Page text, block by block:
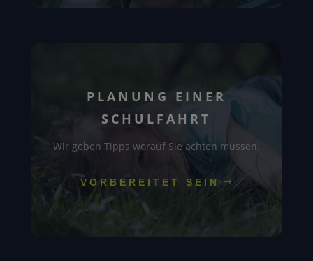
PLANUNG EINER
SCHULFAHRT
Wir geben Tipps worauf Sie achten müssen.
VORBEREITET SEIN